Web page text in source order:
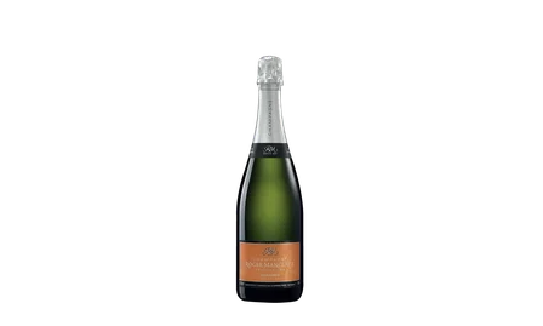
ROGER MANCEAUX Extra Brut 100% Meunier. Užijte si
vůni žlutých broskví a exotického ovoce s tóny bílého
pepře. Objevte pozoruhodnou rovnováhu mezi...